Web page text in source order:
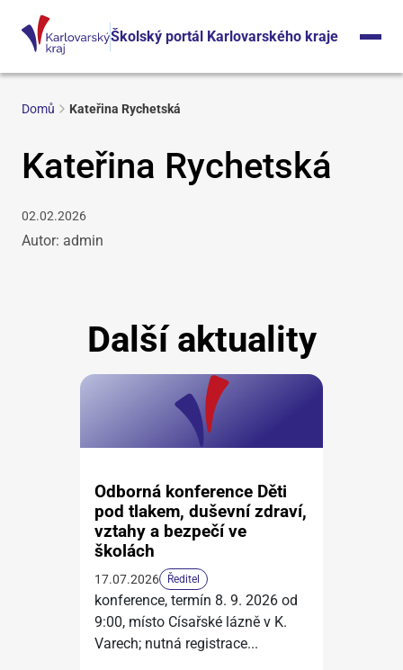
Školský portál Karlovarského kraje
Domů Kateřina Rychetská
Kateřina Rychetská
02.02.2026
Autor: admin
Další aktuality
Odborná konference Děti
pod tlakem, duševní zdraví,
vztahy a bezpečí ve
školách
17.07.2026 Ředitel
konference, termín 8. 9. 2026 od
9:00, místo Císařské lázně v K.
Varech; nutná registrace...